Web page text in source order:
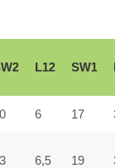
L12 SW1
6 17 30
6,5 19 35